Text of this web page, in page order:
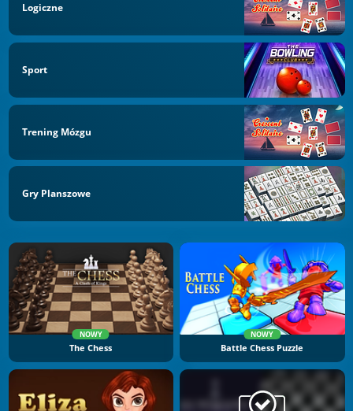
Logiczne
Sport
Trening Mózgu
Gry Planszowe
NOWY
The Chess
NOWY
Battle Chess Puzzle